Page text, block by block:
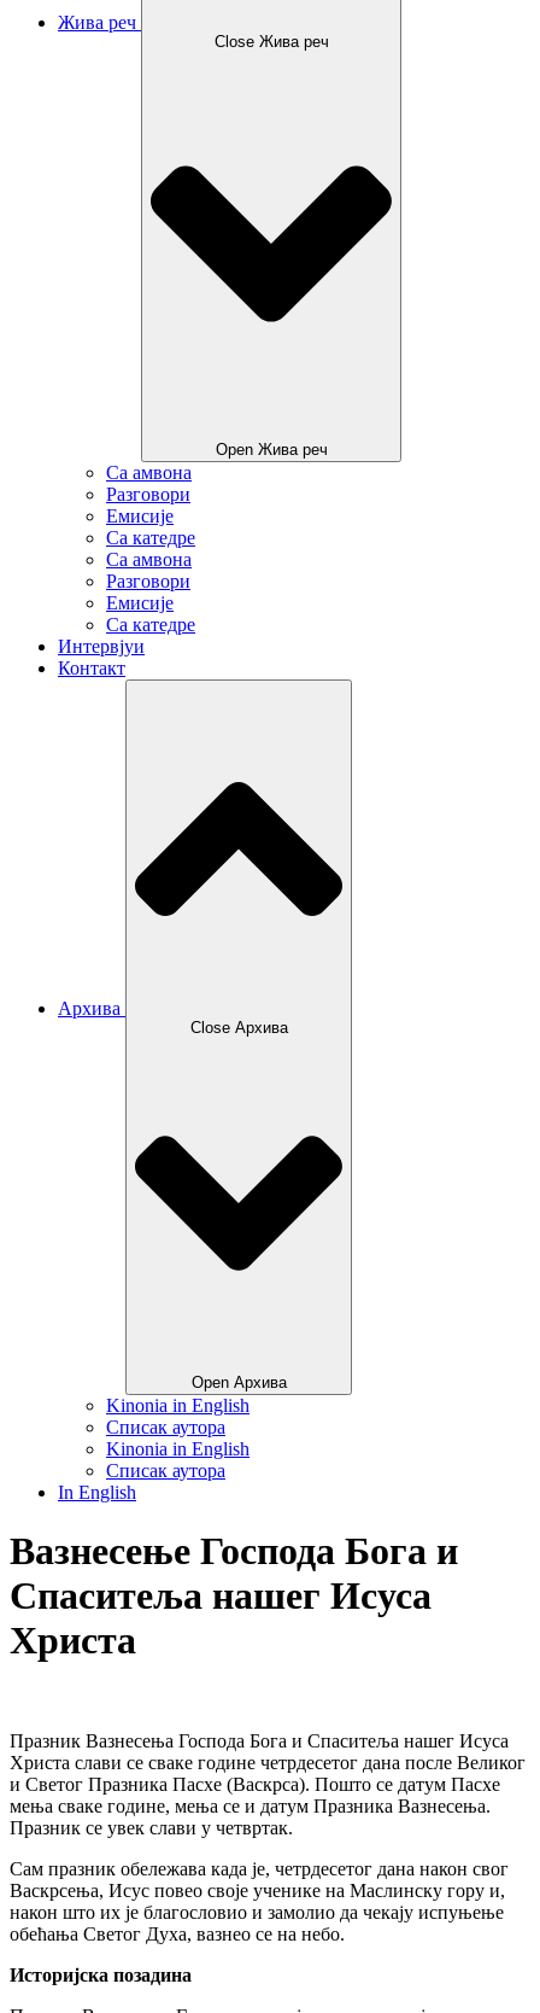
Жива реч
Close Жива реч
Open Жива реч
Са амвона
Разговори
Емисије
Са катедре
Са амвона
Разговори
Емисије
Са катедре
Интервјуи
Контакт
Архива
Close Архива
Open Архива
Kinonia in English
Списак аутора
Kinonia in English
Списак аутора
In English
Вазнесење Господа Бога и
Спаситеља нашег Исуса
Христа
Празник Вазнесења Господа Бога и Спаситеља нашег Исуса
Христа слави се сваке године четрдесетог дана после Великог
и Светог Празника Пасхе (Васкрса). Пошто се датум Пасхе
мења сваке године, мења се и датум Празника Вазнесења.
Празник се увек слави у четвртак.
Сам празник обележава када је, четрдесетог дана након свог
Васкрсења, Исус повео своје ученике на Маслинску гору и,
након што их је благословио и замолио да чекају испуњење
обећања Светог Духа, вазнео се на небо.
Историјска позадина